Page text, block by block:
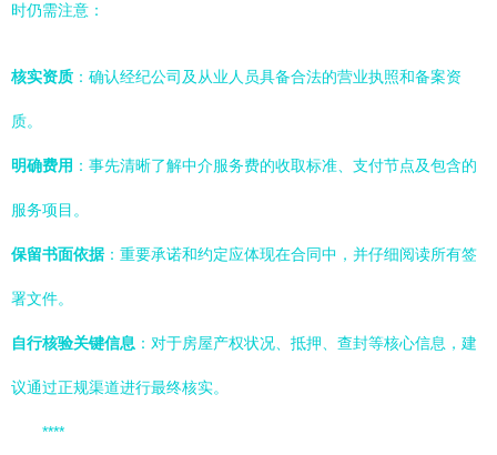
时仍需注意：
核实资质 ：确认经纪公司及从业人员具备合法的营业执照和备案资
质。
明确费用 ：事先清晰了解中介服务费的收取标准、支付节点及包含的
服务项目。
保留书面依据：重要承诺和约定应体现在合同中，并仔细阅读所有签
署文件。
自行核验关键信息 ：对于房屋产权状况、抵押、查封等核心信息，建
议通过正规渠道进行最终核实。
****